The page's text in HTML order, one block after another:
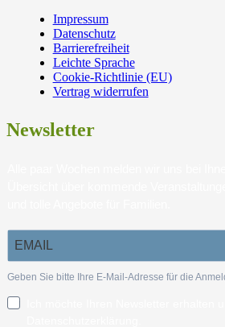
Impressum
Datenschutz
Barrierefreiheit
Leichte Sprache
Cookie-Richtlinie (EU)
Vertrag widerrufen
Newsletter
Geben Sie bitte Ihre E-Mail-Adresse für die